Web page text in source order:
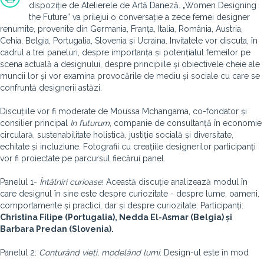
dispoziție de Atelierele de Artă Daneză. „Women Designing
the Future” va prilejui o conversație a zece femei designer
renumite, provenite din Germania, Franța, Italia, România, Austria,
Cehia, Belgia, Portugalia, Slovenia și Ucraina. Invitatele vor discuta, în
cadrul a trei paneluri, despre importanța și potențialul femeilor pe
scena actuală a designului, despre principiile și obiectivele cheie ale
muncii lor și vor examina provocările de mediu și sociale cu care se
confruntă designerii astăzi.
Discuțiile vor fi moderate de Moussa Mchangama, co-fondator și
consilier principal In futurum, companie de consultanță în economie
circulară, sustenabilitate holistică, justiție socială și diversitate,
echitate și incluziune. Fotografii cu creațiile designerilor participanți
vor fi proiectate pe parcursul fiecărui panel.
Panelul 1- Întâlniri curioase: Această discuție analizează modul în
care designul în sine este despre curiozitate - despre lume, oameni,
comportamente și practici, dar și despre curiozitate. Participanți:
Christina Filipe (Portugalia), Nedda El-Asmar (Belgia) și
Barbara Predan (Slovenia).
Panelul 2: Conturând vieți, modelând lumi: Design-ul este în mod